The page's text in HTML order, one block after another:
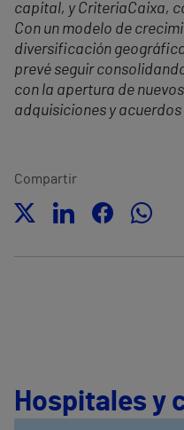
capital, y CriteriaCaixa,
Con un modelo de
diversificación
prevé seguir
con la apertura de
adquisiciones y
Compartir
Hospitales y